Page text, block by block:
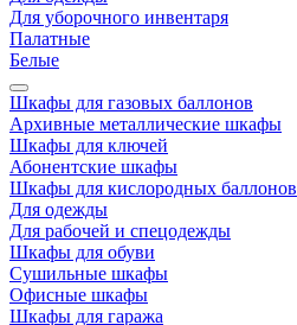
Для уборочного инвентаря
Палатные
Белые
Шкафы для газовых баллонов
Архивные металлические шкафы
Шкафы для ключей
Абонентские шкафы
Шкафы для кислородных баллонов
Для одежды
Для рабочей и спецодежды
Шкафы для обуви
Сушильные шкафы
Офисные шкафы
Шкафы для гаража